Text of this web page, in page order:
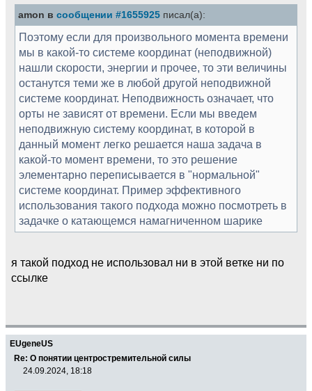
amon в сообщении #1655925 писал(а):
Поэтому если для произвольного момента времени
мы в какой-то системе координат (неподвижной)
нашли скорости, энергии и прочее, то эти величины
останутся теми же в любой другой неподвижной
системе координат. Неподвижность означает, что
орты не зависят от времени. Если мы введем
неподвижную систему координат, в которой в
данный момент легко решается наша задача в
какой-то момент времени, то это решение
элементарно переписывается в "нормальной"
системе координат. Пример эффективного
использования такого подхода можно посмотреть в
задачке о катающемся намагниченном шарике
я такой подход не использовал ни в этой ветке ни по
ссылке
EUgeneUS
Re: О понятии центростремительной силы
24.09.2024, 18:18